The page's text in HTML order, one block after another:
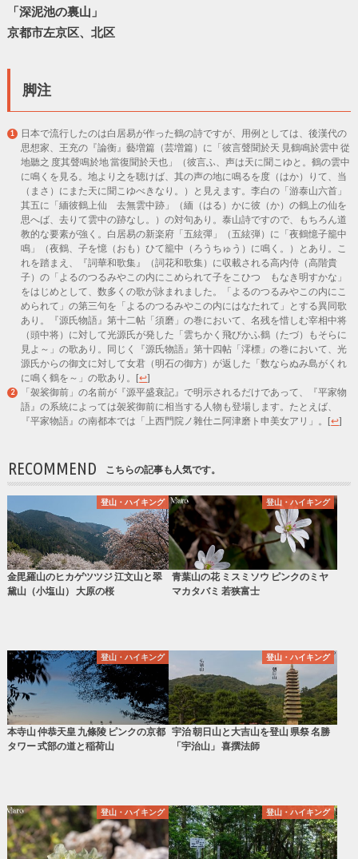
「深泥池の裏山」
京都市左京区、北区
脚注
日本で流行したのは白居易が作った鶴の詩ですが、用例としては、後漢代の
思想家、王充の『論衡』藝増篇（芸増篇）に「彼言聲聞於天 見鶴鳴於雲中 從
地聽之 度其聲鳴於地 當復聞於天也」（彼言ふ、声は天に聞こゆと。鶴の雲中
に鳴くを見る。地より之を聴けば、其の声の地に鳴るを度（はか）りて、当
（まさ）にまた天に聞こゆべきなり。）と見えます。李白の「游泰山六首」
其五に「緬彼鶴上仙 去無雲中跡」（緬（はる）かに彼（か）の鶴上の仙を
思へば、去りて雲中の跡なし。）の対句あり。泰山詩ですので、もちろん道
教的な要素が強く。白居易の新楽府「五絃彈」（五絃弾）に「夜鶴憶子籠中
鳴」（夜鶴、子を憶（おも）ひて籠中（ろうちゅう）に鳴く。）とあり。こ
れを踏まえ、『詞華和歌集』（詞花和歌集）に収載される高内侍（高階貴
子）の「よるのつるみやこの内にこめられて子をこひつゝもなき明すかな」
をはじめとして、数多くの歌が詠まれました。「よるのつるみやこの内にこ
められて」の第三句を「よるのつるみやこの内にはなたれて」とする異同歌
あり。『源氏物語』第十二帖「須磨」の巻において、名残を惜しむ宰相中将
（頭中将）に対して光源氏が発した「雲ちかく飛びかふ鶴（たづ）もそらに
見よ～」の歌あり。同じく『源氏物語』第十四帖「澪標」の巻において、光
源氏からの御文に対して女君（明石の御方）が返した「数ならぬみ島がくれ
に鳴く鶴を～」の歌あり。 [↩]
「袈裟御前」の名前が『源平盛衰記』で明示されるだけであって、『平家物
語』の系統によっては袈裟御前に相当する人物も登場します。たとえば、
『平家物語』の南都本では「上西門院ノ雜仕ニ阿津磨ト申美女アリ」。 [↩]
RECOMMEND こちらの記事も人気です。
登山・ハイキング
金毘羅山のヒカゲツツジ 江文山と翠
黛山（小塩山） 大原の桜
登山・ハイキング
青葉山の花 ミスミソウ ピンクのミヤ
マカタバミ 若狭富士
登山・ハイキング
本寺山 仲恭天皇 九條陵 ピンクの京都
タワー 式部の道と稲荷山
登山・ハイキング
宇治 朝日山と大吉山を登山 県祭 名勝
「宇治山」 喜撰法師
登山・ハイキング 登山・ハイキング